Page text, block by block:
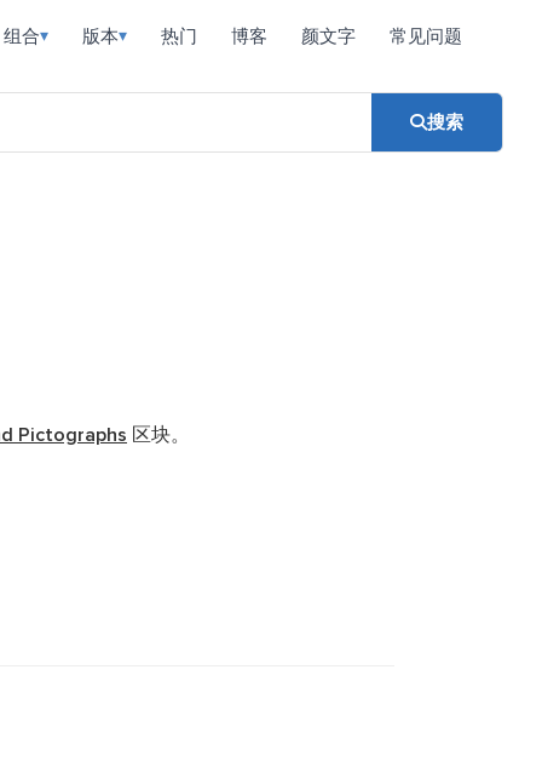
组合▾ 版本▾ 热门 博客 颜文字 常见问题
搜索
Pictographs 区块。